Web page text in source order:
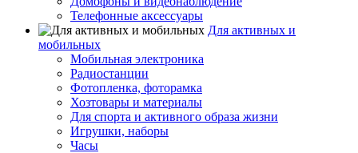
Телефонные аксессуары
Для активных и
мобильных
Мобильная электроника
Радиостанции
Фотопленка, фоторамка
Хозтовары и материалы
Для спорта и активного образа жизни
Игрушки, наборы
Часы